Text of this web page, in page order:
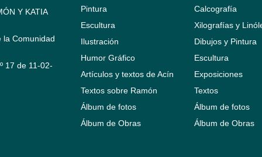
Y KATIA
la Comunidad
17 de 11-02-
Pintura
Escultura
Ilustración
Humor Gráfico
Artículos y textos de Acín
Textos sobre Ramón
Álbum de fotos
Álbum de Obras
Calcografía
Xilografías y
Dibujos y Pintura
Escultura
Exposiciones
Textos
Álbum de fotos
Álbum de Obras